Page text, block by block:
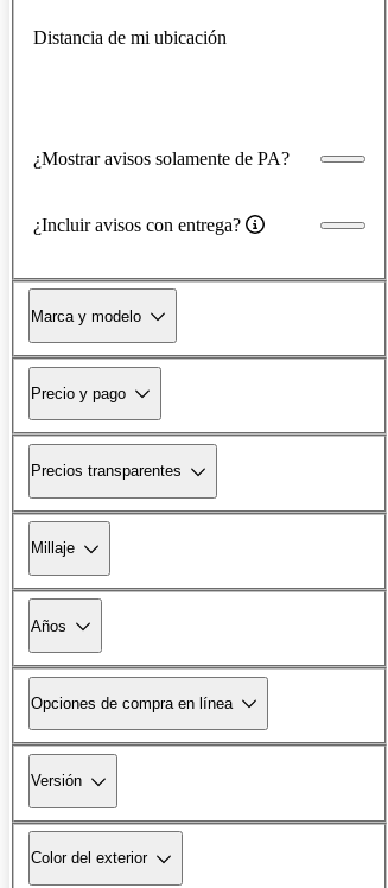
Distancia de mi ubicación
¿Mostrar avisos solamente de PA?
¿Incluir avisos con entrega?
Marca y modelo
Precio y pago
Precios transparentes
Millaje
Años
Opciones de compra en línea
Versión
Color del exterior